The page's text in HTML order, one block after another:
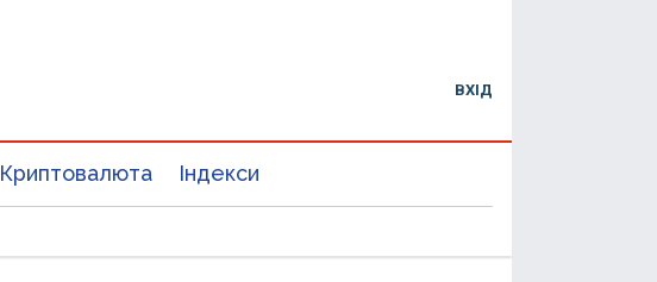
ВХІД
Криптовалюта Індекси